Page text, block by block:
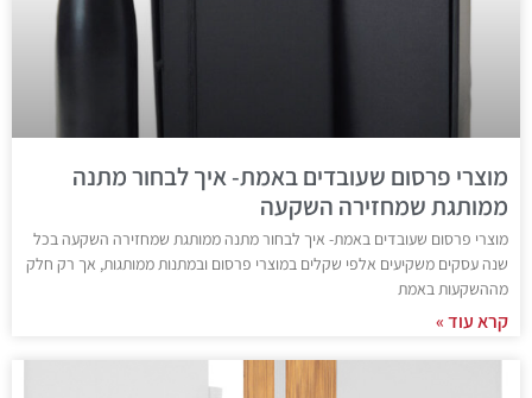
מוצרי פרסום שעובדים באמת- איך לבחור מתנה
ממותגת שמחזירה השקעה
מוצרי פרסום שעובדים באמת- איך לבחור מתנה ממותגת שמחזירה השקעה בכל
שנה עסקים משקיעים אלפי שקלים במוצרי פרסום ובמתנות ממותגות, אך רק חלק
מההשקעות באמת
קרא עוד »